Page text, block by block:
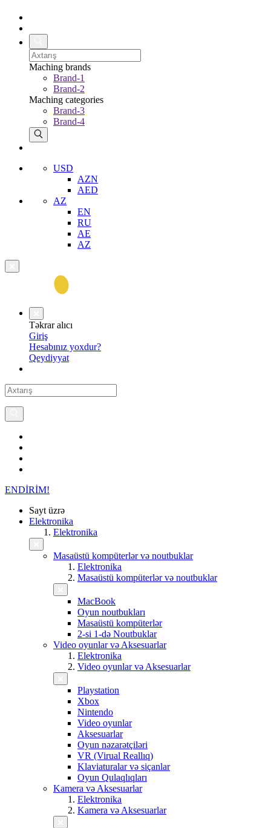
Maching brands
Brand-1
Brand-2
Maching categories
Brand-3
Brand-4
USD
AZN
AED
AZ
EN
RU
AE
AZ
Təkrar alıcı
Giriş
Hesabınız yoxdur?
Qeydiyyat
ENDİRİM!
Sayt üzrə
Elektronika
Elektronika
Masaüstü kompüterlər və noutbuklar
Elektronika
Masaüstü kompüterlər və noutbuklar
MacBook
Oyun noutbukları
Masaüstü kompüterlər
2-si 1-də Noutbuklar
Video oyunlar və Aksesuarlar
Elektronika
Video oyunlar və Aksesuarlar
Playstation
Xbox
Nintendo
Video oyunlar
Aksesuarlar
Oyun nəzarətçiləri
VR (Virual Reallıq)
Klaviaturalar və siçanlar
Oyun Qulaqlıqları
Kamera və Aksesuarlar
Elektronika
Kamera və Aksesuarlar